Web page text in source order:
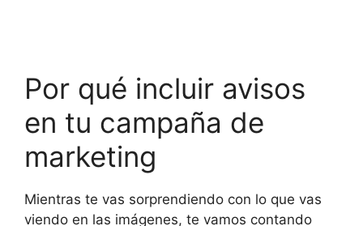
Por qué incluir avisos
en tu campaña de
marketing
Mientras te vas sorprendiendo con lo que vas
viendo en las imágenes, te vamos contando